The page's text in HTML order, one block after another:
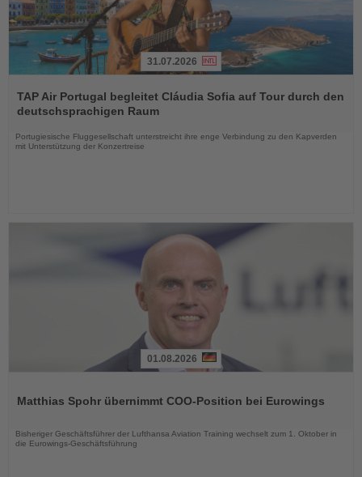
Sie
die
31.07.2026
TAP Air Portugal begleitet Cláudia Sofia auf Tour durch den
deutschsprachigen Raum
Portugiesische Fluggesellschaft unterstreicht ihre enge Verbindung zu den Kapverden
mit Unterstützung der Konzertreise
die
01.08.2026
Matthias Spohr übernimmt COO-Position bei Eurowings
Bisheriger Geschäftsführer der Lufthansa Aviation Training wechselt zum 1. Oktober in
die Eurowings-Geschäftsführung